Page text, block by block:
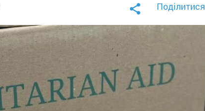
Поділитися